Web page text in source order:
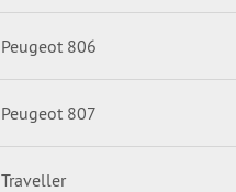
Peugeot 806
Peugeot 807
Traveller